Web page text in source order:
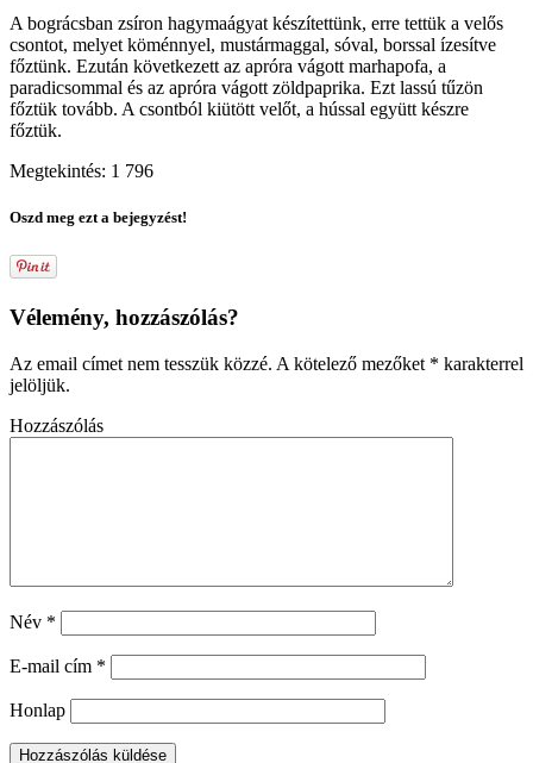
A bográcsban zsíron hagymaágyat készítettünk, erre tettük a velős
csontot, melyet köménnyel, mustármaggal, sóval, borssal ízesítve
főztünk. Ezután következett az apróra vágott marhapofa, a
paradicsommal és az apróra vágott zöldpaprika. Ezt lassú tűzön
főztük tovább. A csontból kiütött velőt, a hússal együtt készre
főztük.
Megtekintés: 1 796
Oszd meg ezt a bejegyzést!
Vélemény, hozzászólás?
Az email címet nem tesszük közzé. A kötelező mezőket * karakterrel
jelöljük.
Hozzászólás
Név *
E-mail cím *
Honlap